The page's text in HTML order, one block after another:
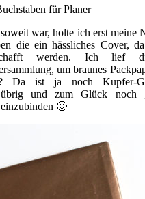
war, holte ich erst meine
die ein hässliches Cover, da
werden. Ich lief
um braunes
Da ist ja noch Kupfer-
übrig und zum Glück noch
🙂